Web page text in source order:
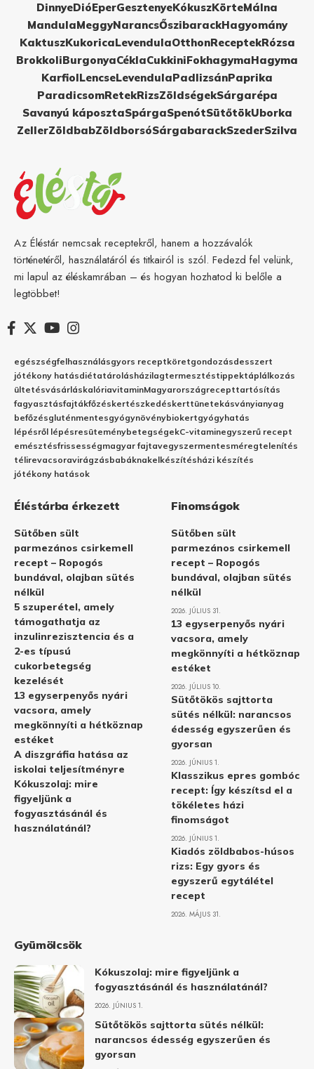
DinnyeDióEperGesztenyeKókuszKörteMálna
MandulaMeggyNarancsŐszibarackHagyomány
KaktuszKukoricaLevendulaOtthonReceptekRózsa
BrokkoliBurgonyaCéklaCukkiniFokhagymaHagyma
KarfiolLencseLevendulaPadlizsánPaprika
ParadicsomRetekRizsZöldségekSárgarépa
Savanyú káposztaSpárgaSpenótSütőtökUborka
ZellerZöldbabZöldborsóSárgabarackSzederSzilva
Az Éléstár nemcsak receptekről, hanem a hozzávalók
történetéről, használatáról és titkairól is szól. Fedezd fel velünk,
mi lapul az éléskamrában – és hogyan hozhatod ki belőle a
legtöbbet!
egészségfelhasználásgyors receptköretgondozásdesszert
jótékony hatásdiétatárolásházilagtermesztéstippektáplálkozás
ültetésvásárláskalóriavitaminMagyarországrecepttartósítás
fagyasztásfajtákfőzéskertészkedéskerttünetekásványianyag
befőzésgluténmentesgyógynövénybiokertgyógyhatás
lépésről lépésresüteménybetegségekC-vitaminegyszerű recept
emésztésfrissességmagyar fajtavegyszermentesméregtelenítés
télirevacsoravirágzásbabáknakelkészítésházi készítés
jótékony hatások
Éléstárba érkezett
Sütőben sült
parmezános csirkemell
recept – Ropogós
bundával, olajban sütés
nélkül
5 szuperétel, amely
támogathatja az
inzulinrezisztencia és a
2-es típusú
cukorbetegség
kezelését
13 egyserpenyős nyári
vacsora, amely
megkönnyíti a hétköznap
estéket
A diszgráfia hatása az
iskolai teljesítményre
Kókuszolaj: mire
figyeljünk a
fogyasztásánál és
használatánál?
Finomságok
Sütőben sült
parmezános csirkemell
recept – Ropogós
bundával, olajban sütés
nélkül
2026. JÚLIUS 31.
13 egyserpenyős nyári
vacsora, amely
megkönnyíti a hétköznap
estéket
2026. JÚLIUS 10.
Sütőtökös sajttorta
sütés nélkül: narancsos
édesség egyszerűen és
gyorsan
2026. JÚNIUS 1.
Klasszikus epres gombóc
recept: Így készítsd el a
tökéletes házi
finomságot
2026. JÚNIUS 1.
Kiadós zöldbabos-húsos
rizs: Egy gyors és
egyszerű egytálétel
recept
2026. MÁJUS 31.
Gyümölcsök
Kókuszolaj: mire figyeljünk a
fogyasztásánál és használatánál?
2026. JÚNIUS 1.
Sütőtökös sajttorta sütés nélkül:
narancsos édesség egyszerűen és
gyorsan